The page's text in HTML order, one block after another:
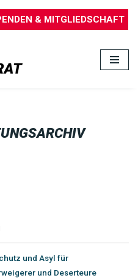
& MITGLIEDSCHAFT
und Asyl für
und Deserteure